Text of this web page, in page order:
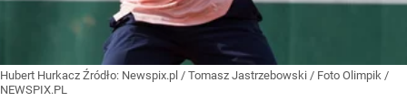
Hubert Hurkacz Źródło: Newspix.pl / Tomasz Jastrzebowski / Foto Olimpik /
NEWSPIX.PL